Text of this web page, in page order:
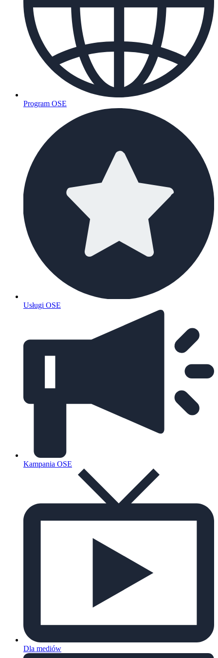
Program OSE
Usługi OSE
Kampania OSE
Dla mediów